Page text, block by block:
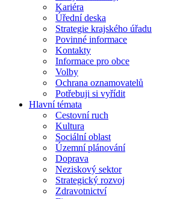
Kariéra
Úřední deska
Strategie krajského úřadu
Povinné informace
Kontakty
Informace pro obce
Volby
Ochrana oznamovatelů
Potřebuji si vyřídit
Hlavní témata
Cestovní ruch
Kultura
Sociální oblast
Územní plánování
Doprava
Neziskový sektor
Strategický rozvoj
Zdravotnictví